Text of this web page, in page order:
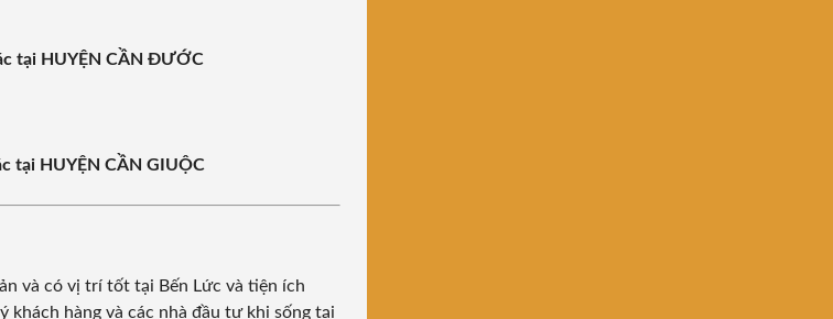
tại HUYỆN CẦN ĐƯỚC
tại HUYỆN CẦN GIUỘC
và có vị trí tốt tại Bến Lức và tiện ích
hàng và các nhà đầu tư khi sống tại